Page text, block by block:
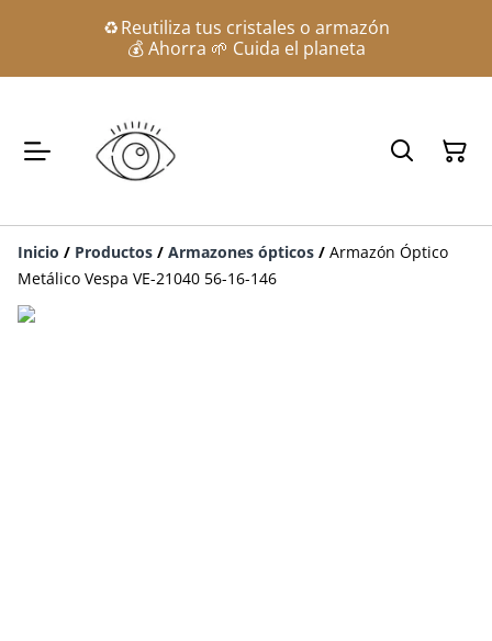
♻️ Reutiliza tus cristales o armazón
💰 Ahorra 🌱 Cuida el planeta
Inicio / Productos / Armazones ópticos / Armazón Óptico
Metálico Vespa VE-21040 56-16-146